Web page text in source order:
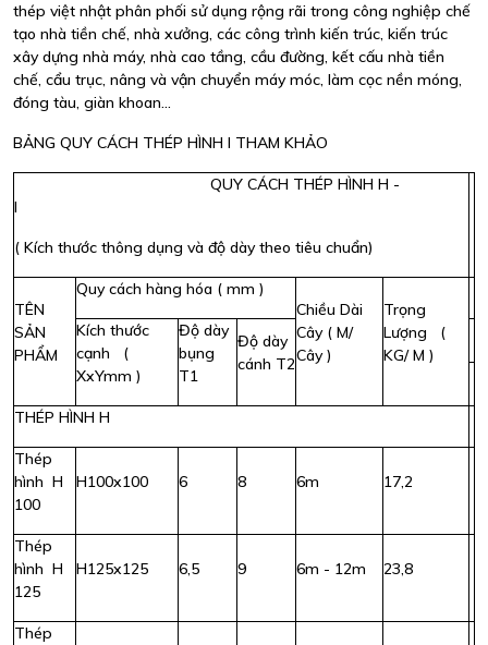
thép việt nhật phân phối sử dụng rộng rãi trong công nghiệp chế
tạo nhà tiền chế, nhà xưởng, các công trình kiến trúc, kiến trúc
xây dựng nhà máy, nhà cao tầng, cầu đường, kết cấu nhà tiền
chế, cẩu trục, nâng và vận chuyển máy móc, làm cọc nền móng,
đóng tàu, giàn khoan...
BẢNG QUY CÁCH THÉP HÌNH I THAM KHẢO
QUY CÁCH THÉP HÌNH H -
I
( Kích thước thông dụng và độ dày theo tiêu chuẩn)
TÊN
SẢN
PHẨM
Quy cách hàng hóa ( mm )
Chiều Dài
Cây ( M/
Cây )
Trọng
Lượng (
KG/ M )
Kích thước
cạnh (
XxYmm )
Độ dày
bụng
T1
Độ dày
cánh T2
THÉP HÌNH H
Thép
hình H
100
H100x100 6 8 6m 17,2
Thép
hình H
125
H125x125 6,5 9 6m - 12m 23,8
Thép